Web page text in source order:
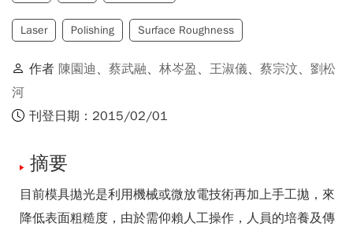
Laser Polishing Surface Roughness
作者 陳園迪、 蔡武融、 林岑盈 、 王淑儀、 蔡宗汶、 劉松
河
刊登日期：2015/02/01
摘要
目前模具拋光是利用機械或微放電技術再加上手工拋，來
降低表面粗糙度，由於需仰賴人工操作，人員的培養及傳